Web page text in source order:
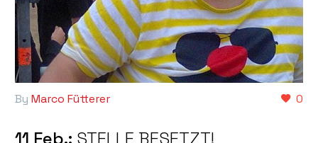
0
By Marco Fütterer
11 Feb.: STELLE BESETZT!